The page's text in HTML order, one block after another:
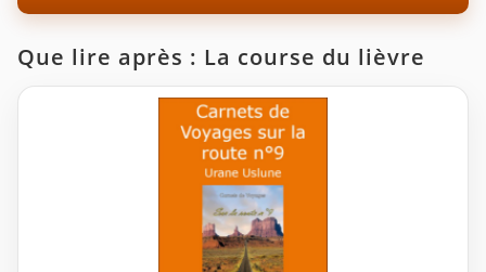
Que lire après : La course du lièvre